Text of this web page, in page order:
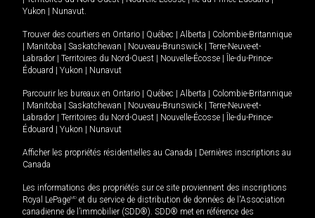
Yukon
Nunavut.
Trouver des courtiers en Ontario Québec Alberta
Colombie-Britannique
Manitoba Saskatchewan Nouveau-Brunswick
Terre-Neuve-et-
Labrador
Territoires du Nord-Ouest Nouvelle-Écosse
Île-du-Prince-
Édouard
Yukon Nunavut
Parcourir les bureaux en Ontario Québec Alberta
Colombie-Britannique
Manitoba Saskatchewan Nouveau-Brunswick
Terre-Neuve-et-
Labrador
Territoires du Nord-Ouest Nouvelle-Écosse
Île-du-Prince-
Édouard
Yukon Nunavut
Afficher les propriétés résidentielles au Canada
Dernières inscriptions au
Canada
Les informations des propriétés sur ce site proviennent des inscriptions
Royal LePageMD et du service de distribution de données de l'Association
canadienne de l’immobilier (SDD®). SDD® met en référence des